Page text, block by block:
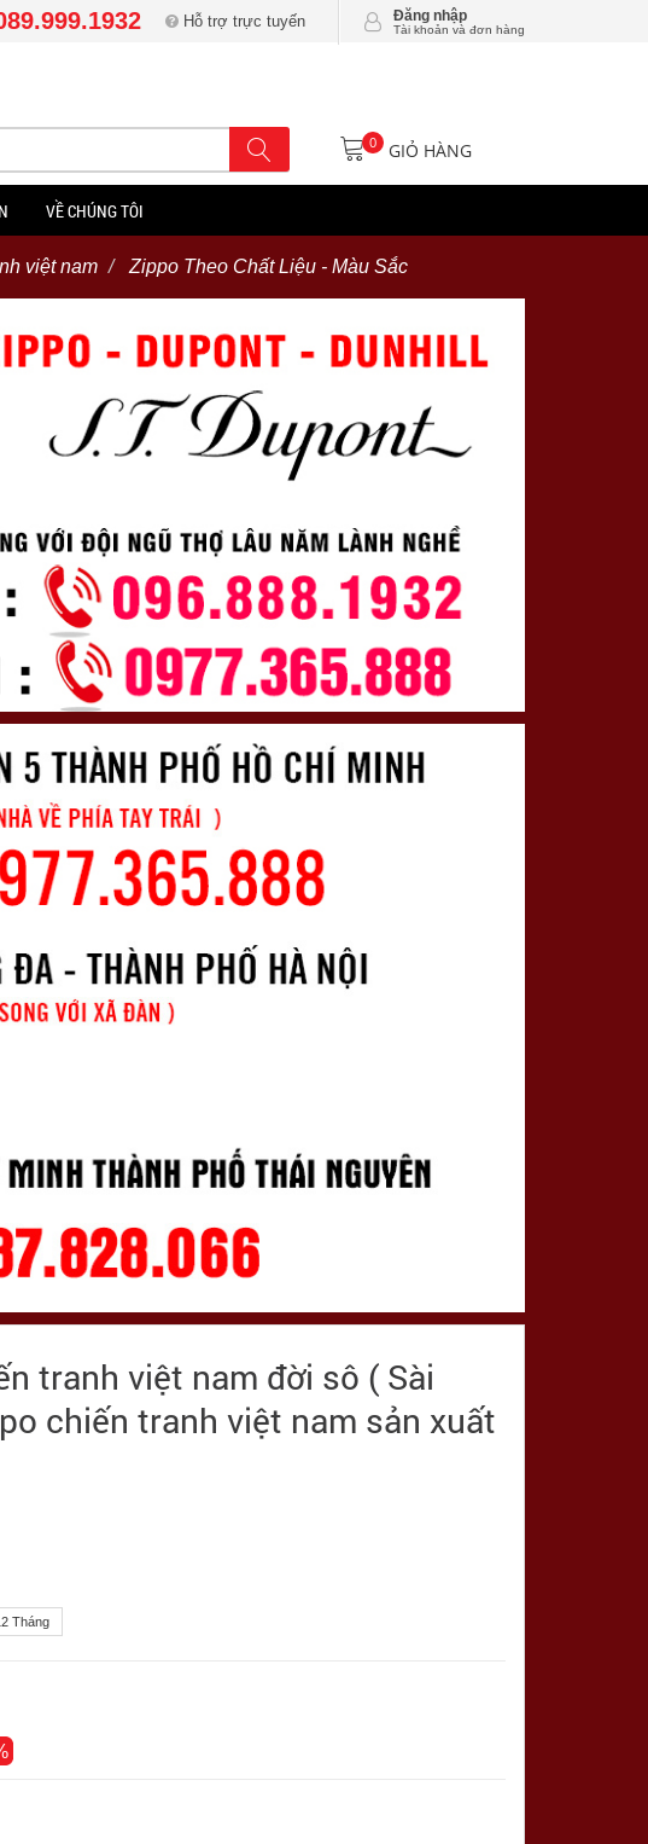
Hỗ trợ trực tuyến Đăng nhập
Tài khoản và đơn hàng
0 GIỎ HÀNG
VỀ CHÚNG TÔI
việt nam Zippo Theo Chất Liệu - Màu Sắc
tranh việt nam đời sô ( Sài
chiến tranh việt nam sản xuất
Tháng